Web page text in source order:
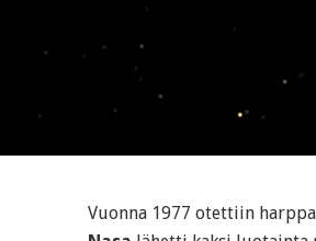
Vuonna 1977 otettiin